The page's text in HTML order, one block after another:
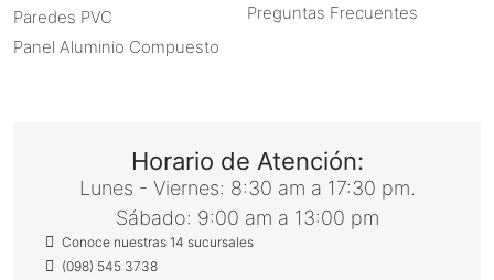
Paredes PVC
Panel Aluminio Compuesto
Preguntas Frecuentes
Horario de Atención:
Lunes - Viernes: 8:30 am a 17:30 pm.
Sábado: 9:00 am a 13:00 pm
Conoce nuestras 14 sucursales
(098) 545 3738